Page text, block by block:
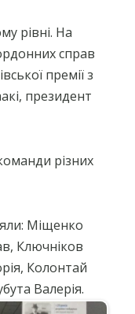
рівні. На
справ
премії з
президент
різних
Міщенко
Ключніков
Колонтай
Валерія.